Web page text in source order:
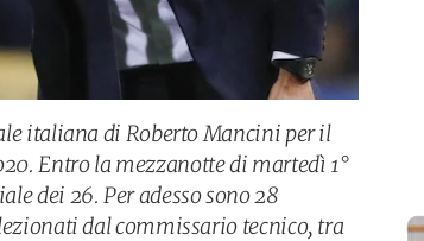
italiana di Roberto Mancini per il
Entro la mezzanotte di martedì 1°
dei 26. Per adesso sono 28
dal commissario tecnico, tra